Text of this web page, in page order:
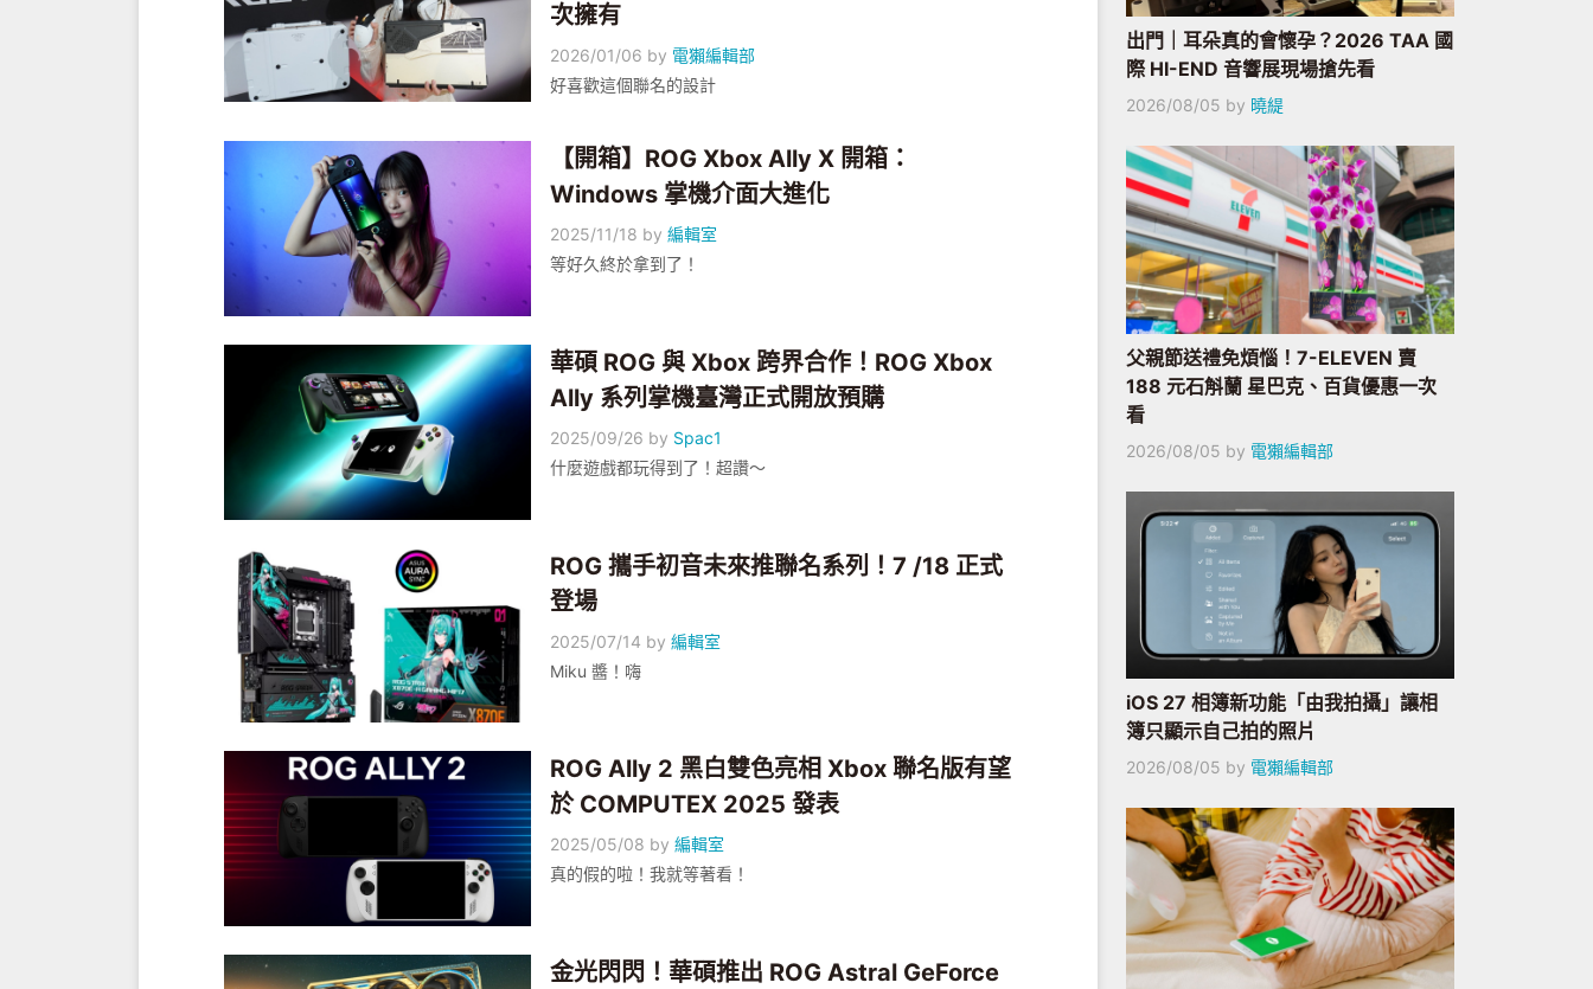
次擁有
2026/01/06 by 電獺編輯部
好喜歡這個聯名的設計
【開箱】ROG Xbox Ally X 開箱：
Windows 掌機介面大進化
2025/11/18 by編輯室
等好久終於拿到了！
華碩 ROG 與 Xbox 跨界合作！ROG Xbox
Ally 系列掌機臺灣正式開放預購
2025/09/26 by Spac1
什麼遊戲都玩得到了！超讚～
ROG 攜手初音未來推聯名系列！7 /18 正式
登場
2025/07/14 by編輯室
Miku 醬！嗨
ROG Ally 2 黑白雙色亮相 Xbox 聯名版有望
於 COMPUTEX 2025 發表
2025/05/08 by編輯室
真的假的啦！我就等著看！
金光閃閃！華碩推出 ROG Astral GeForce
出門｜耳朵真的會懷孕？2026 TAA 國
際 HI-END 音響展現場搶先看
2026/08/05 by 曉緹
父親節送禮免煩惱！7-ELEVEN 賣
188 元石斛蘭 星巴克、百貨優惠一次
看
2026/08/05 by 電獺編輯部
iOS 27 相簿新功能「由我拍攝」讓相
簿只顯示自己拍的照片
2026/08/05 by 電獺編輯部